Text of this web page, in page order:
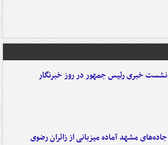
نشست خبری رئیس جمهور در روز خبرنگار
جاده‌های مشهد آماده میزبانی از زائران رضوی